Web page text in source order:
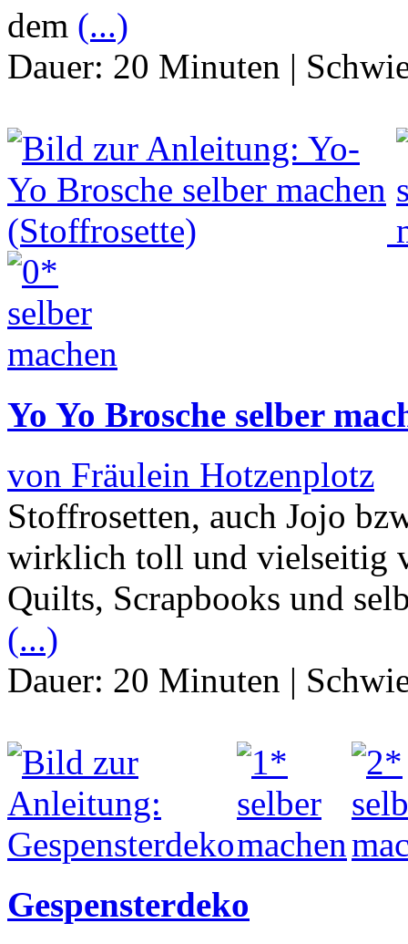
dem (...)
Dauer: 20 Minuten |
Yo Yo Brosche selber
von Fräulein Hotzenplotz
Stoffrosetten, auch Jojo
wirklich toll und vielseitig
Quilts, Scrapbooks und
(...)
Dauer: 20 Minuten |
Gespensterdeko